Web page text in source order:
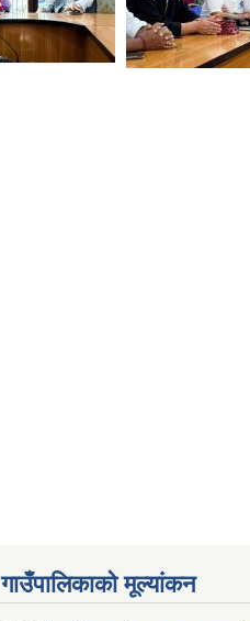
गाउँपालिकाको मूल्यांकन